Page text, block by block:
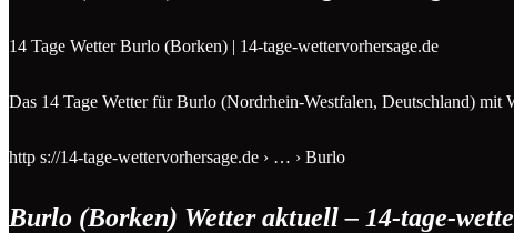
14 Tage Wetter Burlo (Borken) | 14-tage-wettervorhersage.de
Das 14 Tage Wetter für Burlo (Nordrhein-Westfalen, Deutschland) mit
http s://14-tage-wettervorhersage.de › … › Burlo
Burlo (Borken) Wetter aktuell – 14-tage-